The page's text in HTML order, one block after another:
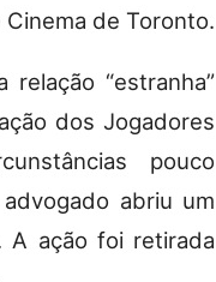
de Toronto.
“estranha”
dos Jogadores
pouco
abriu um
A ação foi retirada